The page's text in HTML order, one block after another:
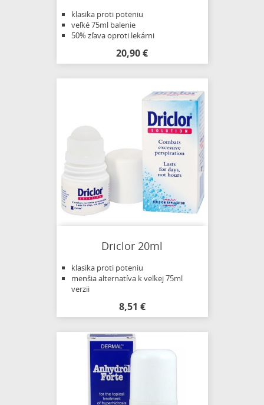
klasika proti poteniu
veľké 75ml balenie
50% zľava oproti lekárni
20,90 €
Driclor 20ml
klasika proti poteniu
menšia alternatíva k veľkej 75ml
verzii
8,51 €